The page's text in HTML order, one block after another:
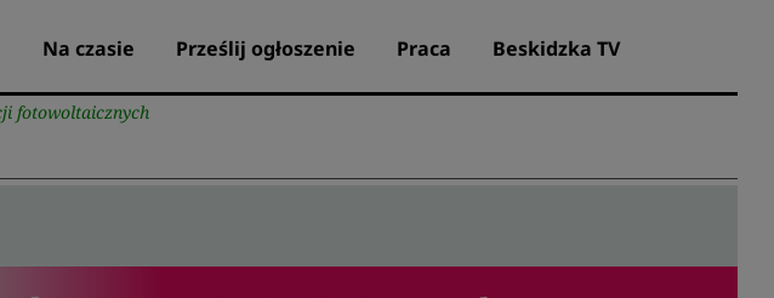
Na czasie Prześlij ogłoszenie Praca Beskidzka TV
fotowoltaicznych